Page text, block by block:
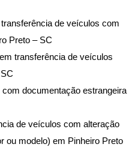
de veículos com
Preto – SC
transferência de veículos
documentação estrangeira
de veículos com alteração
ou modelo) em Pinheiro Preto